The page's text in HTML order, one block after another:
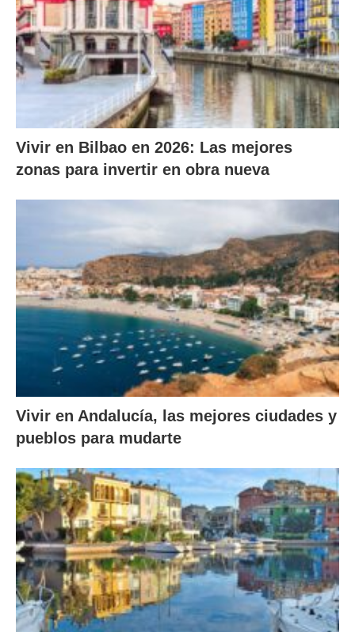
Vivir en Bilbao en 2026: Las mejores
zonas para invertir en obra nueva
Vivir en Andalucía, las mejores ciudades y
pueblos para mudarte